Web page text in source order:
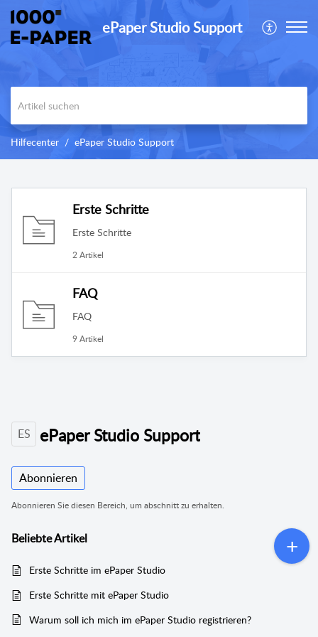
ePaper Studio Support
Hilfecenter ePaper Studio Support
Erste Schritte
Erste Schritte
2 Artikel
FAQ
FAQ
9 Artikel
ES ePaper Studio Support
Abonnieren
Abonnieren Sie diesen Bereich, um abschnitt zu erhalten.
BeliebteArtikel
Erste Schritte im ePaper Studio
Erste Schritte mit ePaper Studio
Warum soll ich mich im ePaper Studio registrieren?